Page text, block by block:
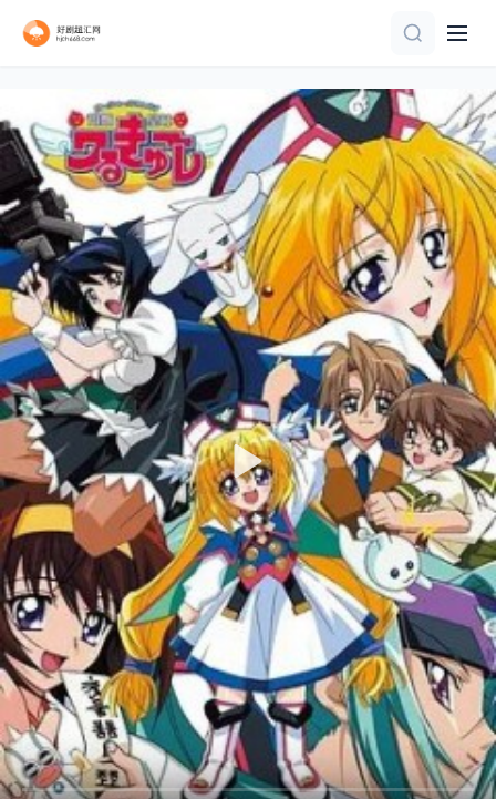
第41集
HD国语
第1集
第36集
连载中 连载到8集
完结
第60集完结
更新至13集
已完结 共52集
更新至10集